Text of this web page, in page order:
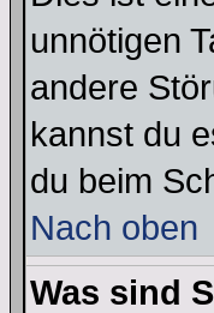
unnötigen
andere
kannst du
du beim
Nach oben
Was sind